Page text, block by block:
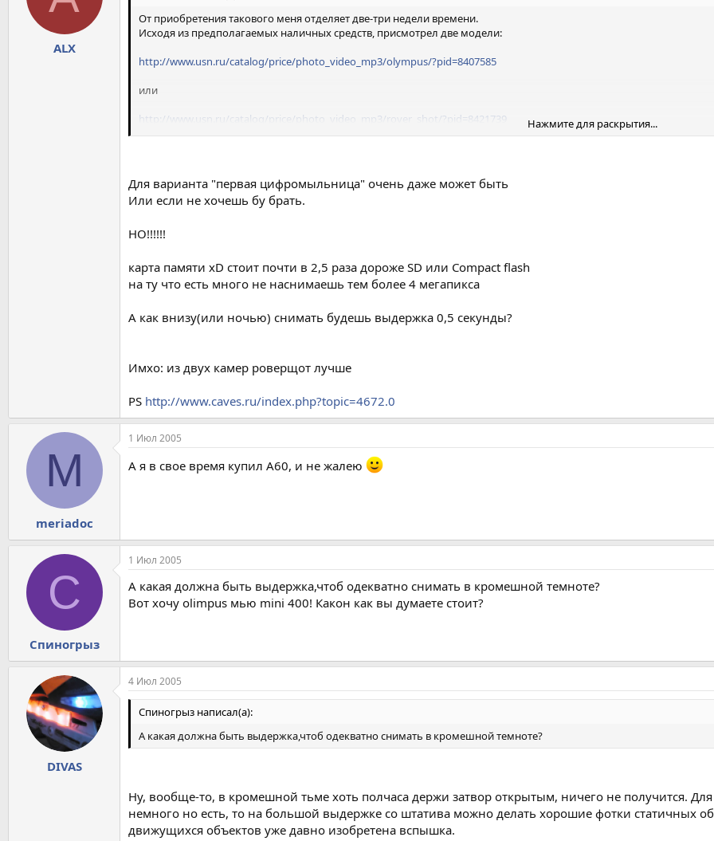
ALX
От приобретения такового меня отделяет две-три недели времени.
Исходя из предполагаемых наличных средств, присмотрел две модели:
http://www.usn.ru/catalog/price/photo_video_mp3/olympus/?pid=8407585
или
http://www.usn.ru/catalog/price/photo_video_mp3/rover_shot/?pid=8421739
Нажмите для раскрытия...
Для варианта "первая цифромыльница" очень даже может быть
Или если не хочешь бу брать.
НО!!!!!!
карта памяти xD стоит почти в 2,5 раза дороже SD или Compact flash
на ту что есть много не наснимаешь тем более 4 мегапикса
А как внизу(или ночью) снимать будешь выдержка 0,5 секунды?
Имхо: из двух камер роверщот лучше
PS http://www.caves.ru/index.php?topic=4672.0
M
meriadoc
1 Июл 2005
А я в свое время купил А60, и не жалею
С
Спиногрыз
1 Июл 2005
А какая должна быть выдержка,чтоб одекватно снимать в кромешной темноте?
Вот хочу olimpus мью mini 400! Какон как вы думаете стоит?
DIVAS
4 Июл 2005
Спиногрыз написал(а):
А какая должна быть выдержка,чтоб одекватно снимать в кромешной темноте?
Ну, вообще-то, в кромешной тьме хоть полчаса держи затвор открытым, ничего не получится. Для
немного но есть, то на большой выдержке со штатива можно делать хорошие фотки статичных
движущихся объектов уже давно изобретена вспышка.